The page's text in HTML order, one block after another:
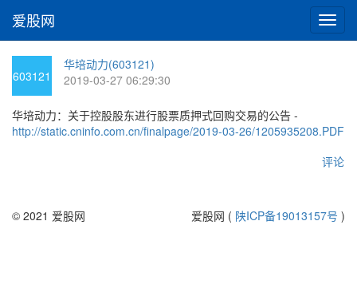
切
换
爱股网
603121
华培动力(603121)
2019-03-27 06:29:30
华培动力：关于控股股东进行股票质押式回购交易的公告 -
http://static.cninfo.com.cn/finalpage/2019-03-26/1205935208.PDF
评论
© 2021 爱股网 爱股网 ( 陕ICP备19013157号 )